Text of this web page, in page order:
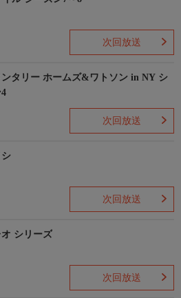
次回放送
ンタリー ホームズ&ワトソン in NY シ
次回放送
次回放送
オ シリーズ
次回放送